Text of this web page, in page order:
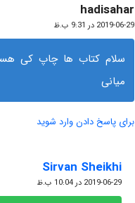
hadisahar
گفته:
2019-06-29 در 9:31 ب.ظ
سلام کتاب ها چاپ کی
میانی
برای پاسخ دادن وارد شوید
Sirvan Sheikhi
گفته:
2019-06-29 در 10:04 ب.ظ